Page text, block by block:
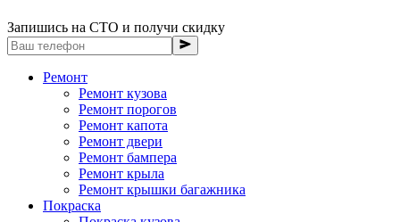
Запишись на СТО и получи скидку
Ремонт
Ремонт кузова
Ремонт порогов
Ремонт капота
Ремонт двери
Ремонт бампера
Ремонт крыла
Ремонт крышки багажника
Покраска